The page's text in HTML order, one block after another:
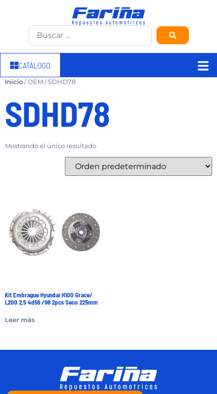
CATÁLOGO
Inicio/ OEM / SDHD78
SDHD78
Mostrando el único resultado
Kit Embrague Hyundai H100 Grace/
L200 2,5 4d56 /98 2pcs Seco 225mm
Leer más